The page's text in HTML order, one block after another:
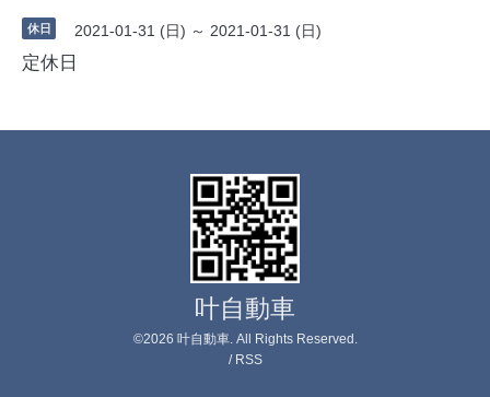
休日 2021-01-31 (日) ～ 2021-01-31 (日)
定休日
叶自動車
©2026 叶自動車. All Rights Reserved.
/ RSS